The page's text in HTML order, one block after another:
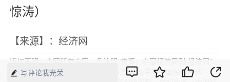
惊涛）
【来源】：经济网
版权声明：本网所有内容，凡注明“来源：中国经济周刊-经济网”、
“来源：中国经济周刊”、“来源：经济网”及带有中国经济周刊
写评论我光荣